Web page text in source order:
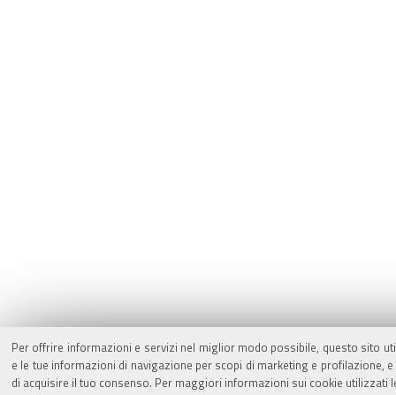
Per offrire informazioni e servizi nel miglior modo possibile, questo sito
e le tue informazioni di navigazione per scopi di marketing e
di acquisire il tuo consenso. Per maggiori informazioni sui cookie utilizzati